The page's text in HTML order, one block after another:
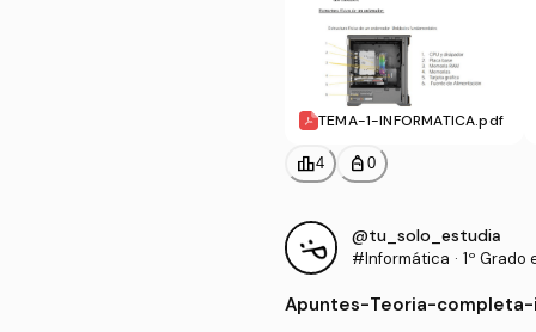
TEMA-1-INFORMATICA.pdf
leaderboard4 personal_bag 0
@tu_solo_estudia
#Informática · 1º Grado
Apuntes-Teoria-